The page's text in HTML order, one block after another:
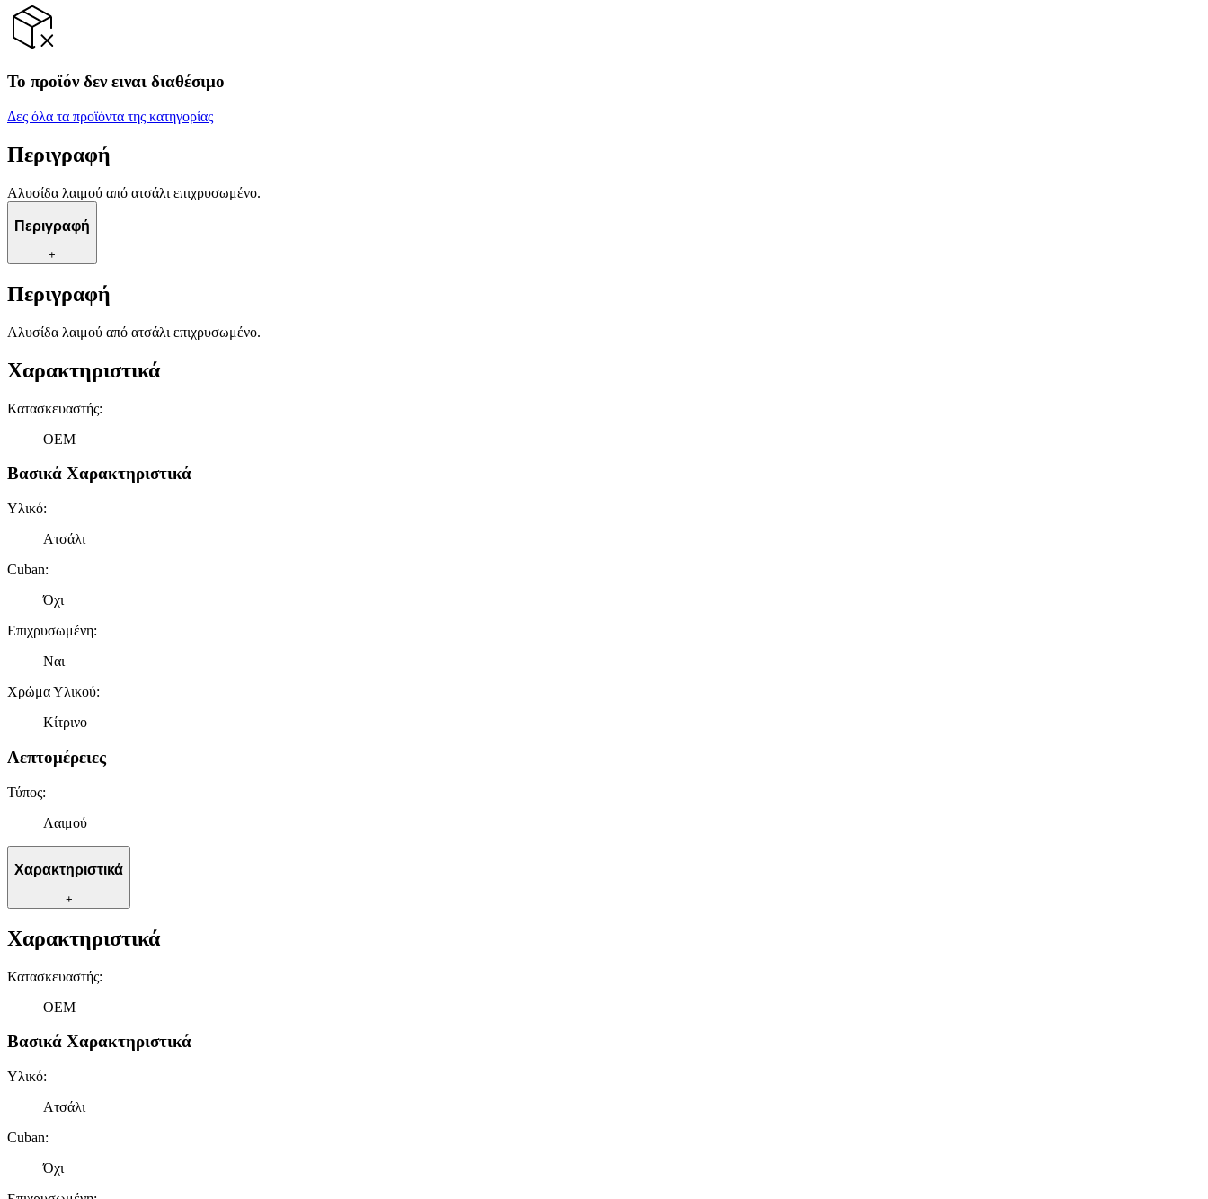
Το προϊόν δεν ειναι διαθέσιμο
Δες όλα τα προϊόντα της κατηγορίας
Περιγραφή
Αλυσίδα λαιμού από ατσάλι επιχρυσωμένο.
Περιγραφή
+
Περιγραφή
Αλυσίδα λαιμού από ατσάλι επιχρυσωμένο.
Χαρακτηριστικά
Κατασκευαστής:
OEM
Βασικά Χαρακτηριστικά
Υλικό:
Ατσάλι
Cuban:
Όχι
Επιχρυσωμένη:
Ναι
Χρώμα Υλικού:
Κίτρινο
Λεπτομέρειες
Τύπος:
Λαιμού
Χαρακτηριστικά
+
Χαρακτηριστικά
Κατασκευαστής:
OEM
Βασικά Χαρακτηριστικά
Υλικό:
Ατσάλι
Cuban:
Όχι